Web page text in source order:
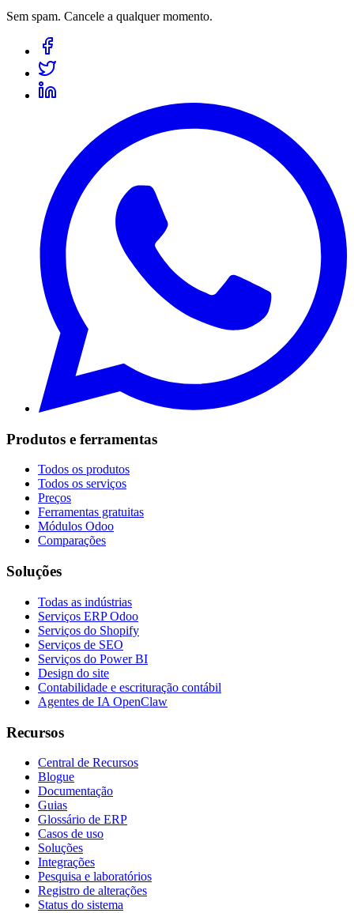
Sem spam. Cancele a qualquer momento.
Produtos e ferramentas
Todos os produtos
Todos os serviços
Preços
Ferramentas gratuitas
Módulos Odoo
Comparações
Soluções
Todas as indústrias
Serviços ERP Odoo
Serviços do Shopify
Serviços de SEO
Serviços do Power BI
Design do site
Contabilidade e escrituração contábil
Agentes de IA OpenClaw
Recursos
Central de Recursos
Blogue
Documentação
Guias
Glossário de ERP
Casos de uso
Soluções
Integrações
Pesquisa e laboratórios
Registro de alterações
Status do sistema